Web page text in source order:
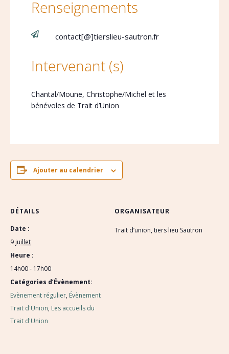
Renseignements
 contact[@]tierslieu-sautron.fr
Intervenant (s)
Chantal/Moune, Christophe/Michel et les
bénévoles de Trait d’Union
Ajouter au calendrier
DÉTAILS
Date :
9 juillet
Heure :
14h00 - 17h00
Catégories d’Évènement:
Evènement régulier, Évènement
Trait d'Union, Les accueils du
Trait d'Union
ORGANISATEUR
Trait d’union, tiers lieu Sautron